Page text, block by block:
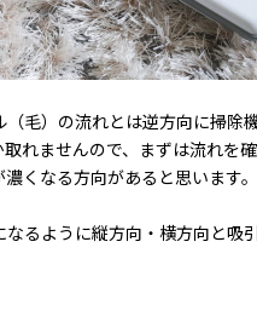
毛）の流れとは逆方向に掃除
れませんので、まずは流れを確
くなる方向があると思います
るように縦方向・横方向と吸